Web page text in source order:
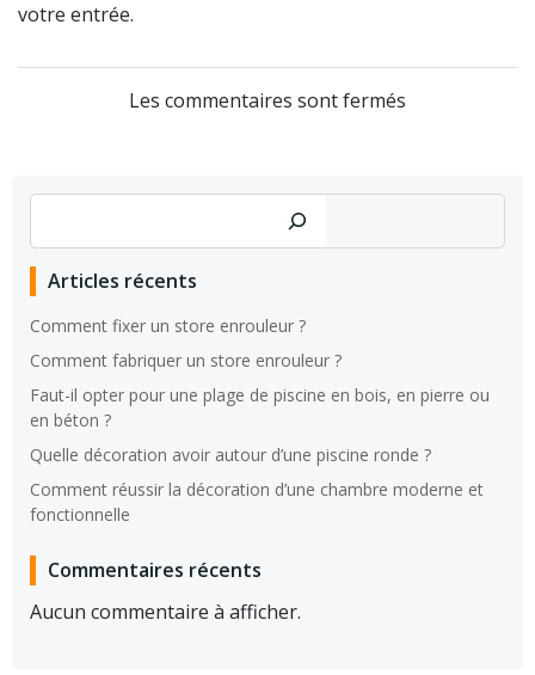
votre entrée.
Les commentaires sont fermés
Articles récents
Comment fixer un store enrouleur ?
Comment fabriquer un store enrouleur ?
Faut-il opter pour une plage de piscine en bois, en pierre ou
en béton ?
Quelle décoration avoir autour d’une piscine ronde ?
Comment réussir la décoration d’une chambre moderne et
fonctionnelle
Commentaires récents
Aucun commentaire à afficher.